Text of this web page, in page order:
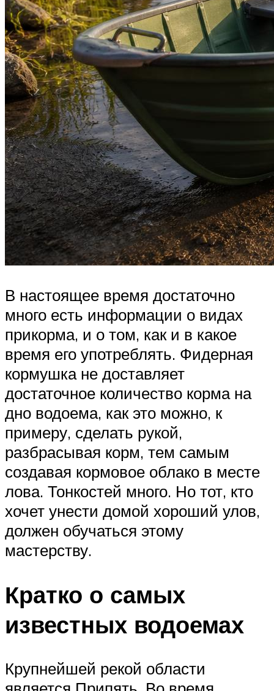
В настоящее время достаточно
много есть информации о видах
прикорма, и о том, как и в какое
время его употреблять. Фидерная
кормушка не доставляет
достаточное количество корма на
дно водоема, как это можно, к
примеру, сделать рукой,
разбрасывая корм, тем самым
создавая кормовое облако в месте
лова. Тонкостей много. Но тот, кто
хочет унести домой хороший улов,
должен обучаться этому
мастерству.
Кратко о самых
известных водоемах
Крупнейшей рекой области